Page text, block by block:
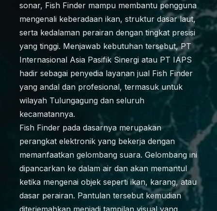
sonar, Fish Finder mampu membantu pengguna
mengenali keberadaan ikan, struktur dasar laut,
serta kedalaman perairan dengan tingkat presisi
yang tinggi. Menjawab kebutuhan tersebut, PT
Internasional Asia Pasifik Sinergi atau PT IAPS
hadir sebagai penyedia layanan jual Fish Finder
yang andal dan profesional, termasuk untuk
wilayah Tulungagung dan seluruh
kecamatannya.
Fish Finder pada dasarnya merupakan
perangkat elektronik yang bekerja dengan
memanfaatkan gelombang suara. Gelombang ini
dipancarkan ke dalam air dan akan memantul
ketika mengenai objek seperti ikan, karang, atau
dasar perairan. Pantulan tersebut kemudian
diterjemahkan menjadi tampilan visual yang